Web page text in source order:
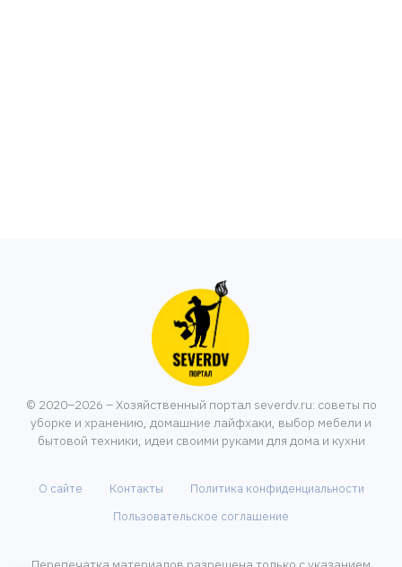
© 2020–2026 – Хозяйственный портал severdv.ru: советы по
уборке и хранению, домашние лайфхаки, выбор мебели и
бытовой техники, идеи своими руками для дома и кухни
О сайте Контакты
Политика конфиденциальности
Пользовательское соглашение